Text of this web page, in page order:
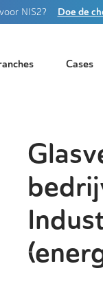
NIS2? Doe de
Cases